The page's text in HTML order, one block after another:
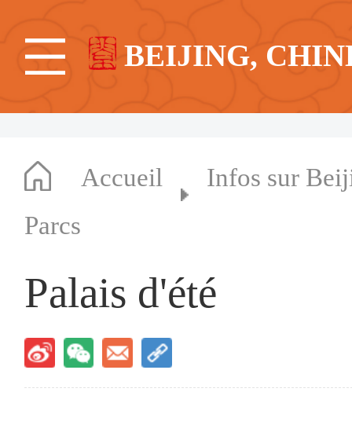
BEIJING,
Accueil
Infos sur
Parcs
Palais d'été